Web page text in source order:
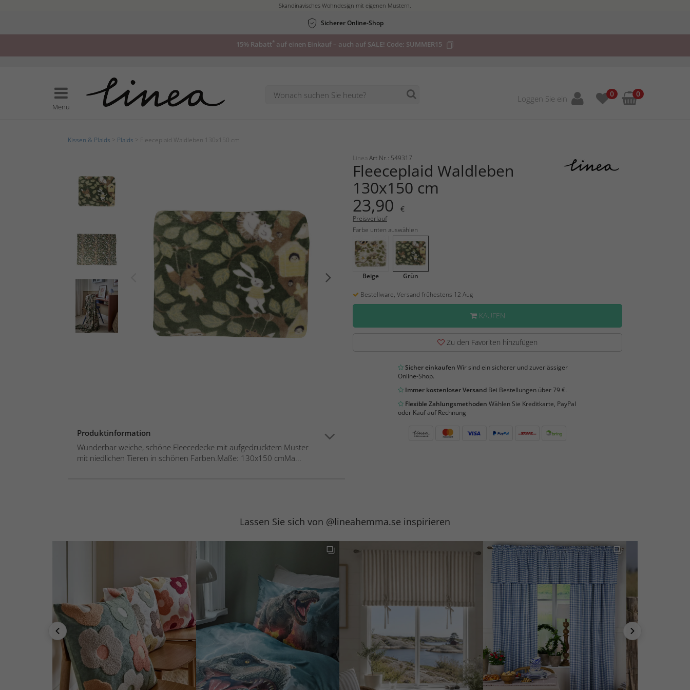
Skandinavisches Wohndesign mit eigenen Mustern.
Sicherer Online-Shop
15% Rabatt* auf einen Einkauf – auch auf SALE! Code: SUMMER15
Menü
Loggen Sie ein 0 0
Kissen & Plaids Plaids > Fleeceplaid Waldleben 130x150 cm
Produktinformation
Wunderbar weiche, schöne Fleecedecke mit aufgedrucktem Muster
mit niedlichen Tieren in schönen Farben.Maße: 130x150 cmMa...
Linea Art.Nr.: 549317
Fleeceplaid Waldleben
130x150 cm
23,90 €
Preisverlauf
Farbe unten auswählen
Beige Grün
Bestellware, Versand frühestens 12 Aug
KAUFEN
Zu den Favoriten hinzufügen
Sicher einkaufen Wir sind ein sicherer und zuverlässiger
Online-Shop.
Immer kostenloser VersandBei Bestellungen über 79 €.
Flexible Zahlungsmethoden Wählen Sie Kreditkarte, PayPal
oder Kauf auf Rechnung
Lassen Sie sich von @lineahemma.se inspirieren